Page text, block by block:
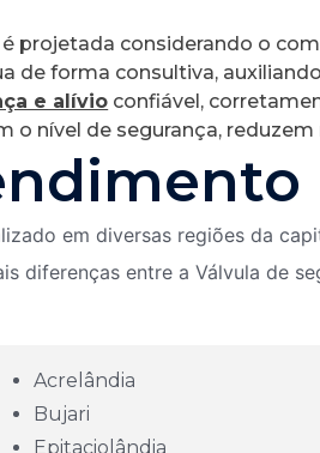
é projetada considerando o
de forma consultiva,
e alívio confiável,
o nível de segurança,
em diversas regiões da
diferenças entre a Válvula de
Acrelândia
Bujari
Epitaciolândia